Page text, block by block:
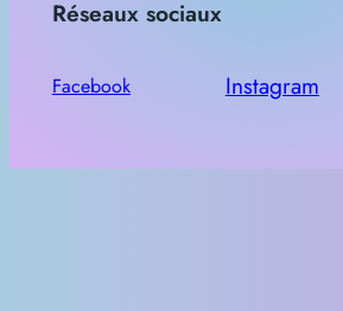
Réseaux sociaux
Facebook Instagram